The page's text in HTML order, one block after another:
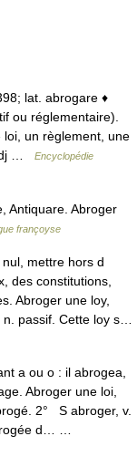
lat. abrogare ♦
ou réglementaire).
un règlement, une
…
Encyclopédie
Antiquare. Abroger
françoyse
mettre hors d
des constitutions,
Abroger une loy,
passif. Cette loy s…
a ou o : il abrogea,
Abroger une loi,
2° S abroger, v.
d… …